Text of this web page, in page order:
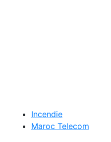
Incendie
Maroc Telecom